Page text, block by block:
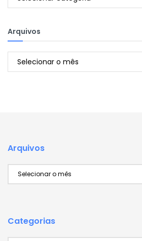
Arquivos
Arquivos
Arquivos
Arquivos
Categorias